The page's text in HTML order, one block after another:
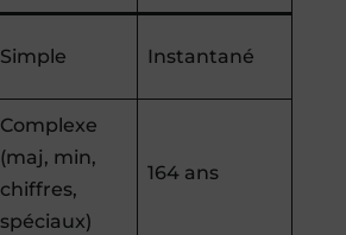
Simple Instantané
Complexe
(maj, min,
chiffres,
spéciaux)
164 ans